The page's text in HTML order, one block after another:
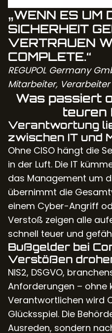
„WENN ES UM
SICHERHEIT
VERTRAUEN
COMPLETE.“
REGUPOL Germany
Mitarbeiter,
Was passiert
teuren
Verantwortung
zwischen IT und
Ohne CISO hängt die
in der Luft. Die IT
das Management um
übernimmt die
einem Cyber-Angriff
Verstoß zeigen alle
schnell teuer und
Bußgelder bei
Verstößen
NIS2, DSGVO,
Anforderungen – ohne
Verantwortlichen wird
Glücksspiel. Die
Ausreden, sondern